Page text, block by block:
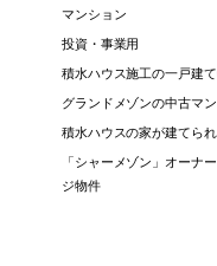
マンション
投資・事業用
積水ハウス施工の一戸建
グランドメゾンの中古マ
積水ハウスの家が建てら
「シャーメゾン」オーナ
ジ物件